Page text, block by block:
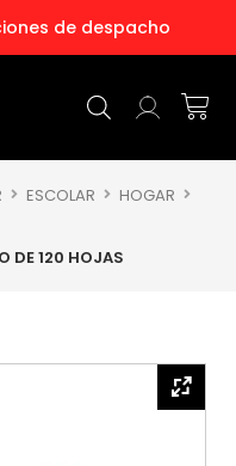
de despacho
ESCOLAR
HOGAR
DE 120 HOJAS